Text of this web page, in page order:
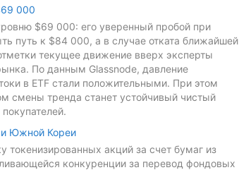
000
$69 000: его уверенный пробой при
путь к $84 000, а в случае отката ближайшей
текущее движение вверх эксперты
По данным Glassnode, давление
в ETF стали положительными. При этом
смены тренда станет устойчивый чистый
и Южной Кореи
акций за счет бумаг из
конкуренции за перевод фондовых